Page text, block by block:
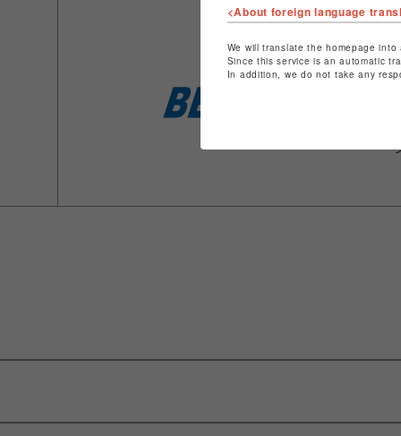
<About foreign language
We will translate the homepage
Since this service is an automatic
In addition, we do not take any